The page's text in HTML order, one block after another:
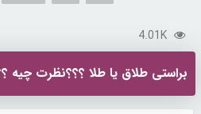
4.01K
براستی طلاق یا طلا ؟؟؟نظرت چیه